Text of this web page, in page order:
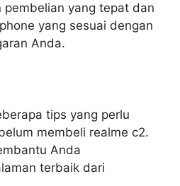
yang tepat dan
yang sesuai dengan
Anda.
tips yang perlu
membeli realme c2.
Anda
terbaik dari